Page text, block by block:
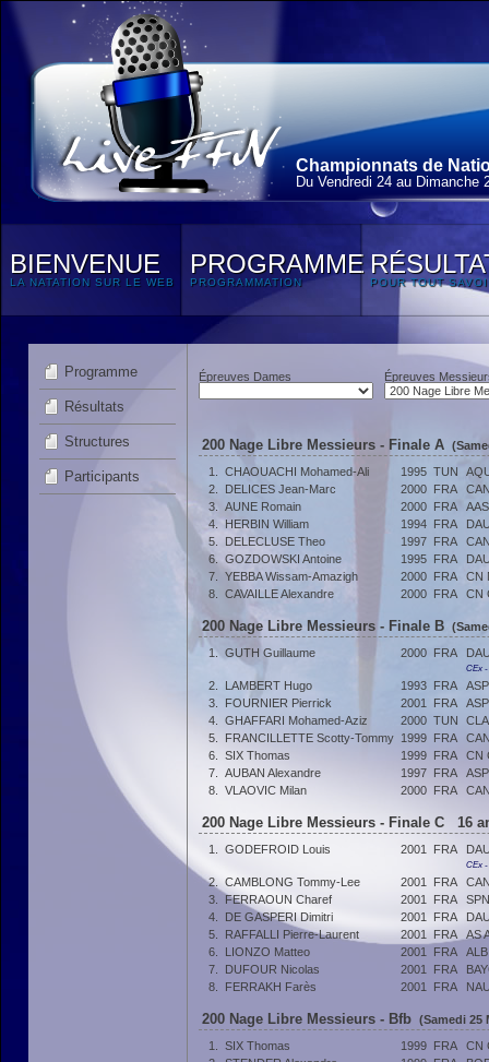
Championnats de
Du Vendredi 24 au Dimanche
BIENVENUE
LA NATATION SUR LE WEB
PROGRAMME
PROGRAMMATION POUR TOUT
Programme
Résultats
Structures
Participants
Épreuves Dames Épreuves
200 Nage Libre Messieurs - Finale A
1.
CHAOUACHI Mohamed-Ali 1995 TUN
2.
DELICES Jean-Marc 2000 FRA
3.
AUNE Romain 2000 FRA
4.
HERBIN William 1994 FRA
5.
DELECLUSE Theo 1997 FRA
6.
GOZDOWSKI Antoine 1995 FRA
7.
YEBBA Wissam-Amazigh 2000 FRA
CN
8.
CAVAILLE Alexandre 2000 FRA CN
200 Nage Libre Messieurs - Finale B
1.
GUTH Guillaume 2000 FRA
CEx -
2. LAMBERT Hugo 1993 FRA
3.
FOURNIER Pierrick 2001 FRA
4.
GHAFFARI Mohamed-Aziz 2000 TUN
5.
FRANCILLETTE Scotty-Tommy 1999 FRA
6.
SIX Thomas 1999 FRA
CN
7.
AUBAN Alexandre 1997 FRA
8.
VLAOVIC Milan 2000 FRA
200 Nage Libre Messieurs - Finale C 16
1. GODEFROID Louis 2001 FRA
CEx -
2. CAMBLONG Tommy-Lee 2001 FRA
3.
FERRAOUN Charef 2001 FRA
4.
DE GASPERI Dimitri 2001 FRA
5.
RAFFALLI Pierre-Laurent 2001 FRA
AS
6.
LIONZO Matteo 2001 FRA
7.
DUFOUR Nicolas 2001 FRA
8.
FERRAKH Farès 2001 FRA
200 Nage Libre Messieurs - Bfb (Samedi 25
1.
SIX Thomas 1999 FRA
CN